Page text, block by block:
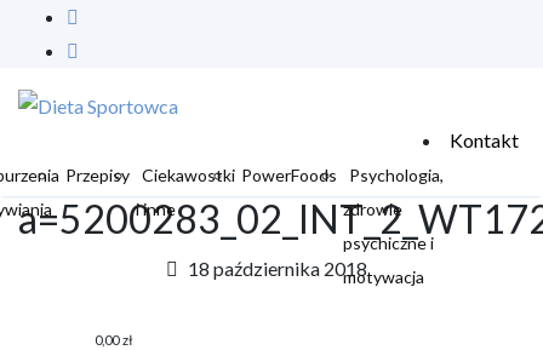
Przepisy Ciekawostki
i inne
PowerFoods
Psychologia,
zdrowie
psychiczne i
motywacja
Kontakt
0,00zł
18 października 2018